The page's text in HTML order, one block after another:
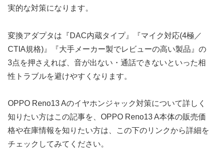
実的な対策になります。
変換アダプタは『DAC内蔵タイプ』『マイク対応(4極／
CTIA規格)』『大手メーカー製でレビューの高い製品』の
3点を押さえれば、音が出ない・通話できないといった相
性トラブルを避けやすくなります。
OPPO Reno13 Aのイヤホンジャック対策について詳しく
知りたい方はこの記事を、OPPO Reno13 A本体の販売価
格や在庫情報を知りたい方は、この下のリンクから詳細を
チェックしてみてください。